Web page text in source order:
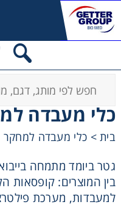
כלי מעבדה
בית> כלי מעבדה למחקר
גטר ביומד מתמחה
בין המוצרים: קופסאות
למעבדות, מערכת
not found.
מעונין לקבל
Chromatography